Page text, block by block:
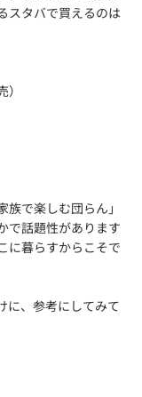
スタバで買えるのは
で楽しむ団らん」
で話題性があります
に暮らすからこそで
に、参考にしてみて